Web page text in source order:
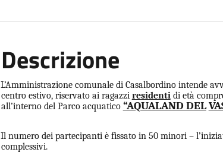
Descrizione
L’Amministrazione comunale di Casalbordino intende
centro estivo, riservato ai ragazzi residentidi età
all’interno del Parco acquatico “AQUALAND DEL
Il numero dei partecipanti è fissato in 50 minori –
complessivi.